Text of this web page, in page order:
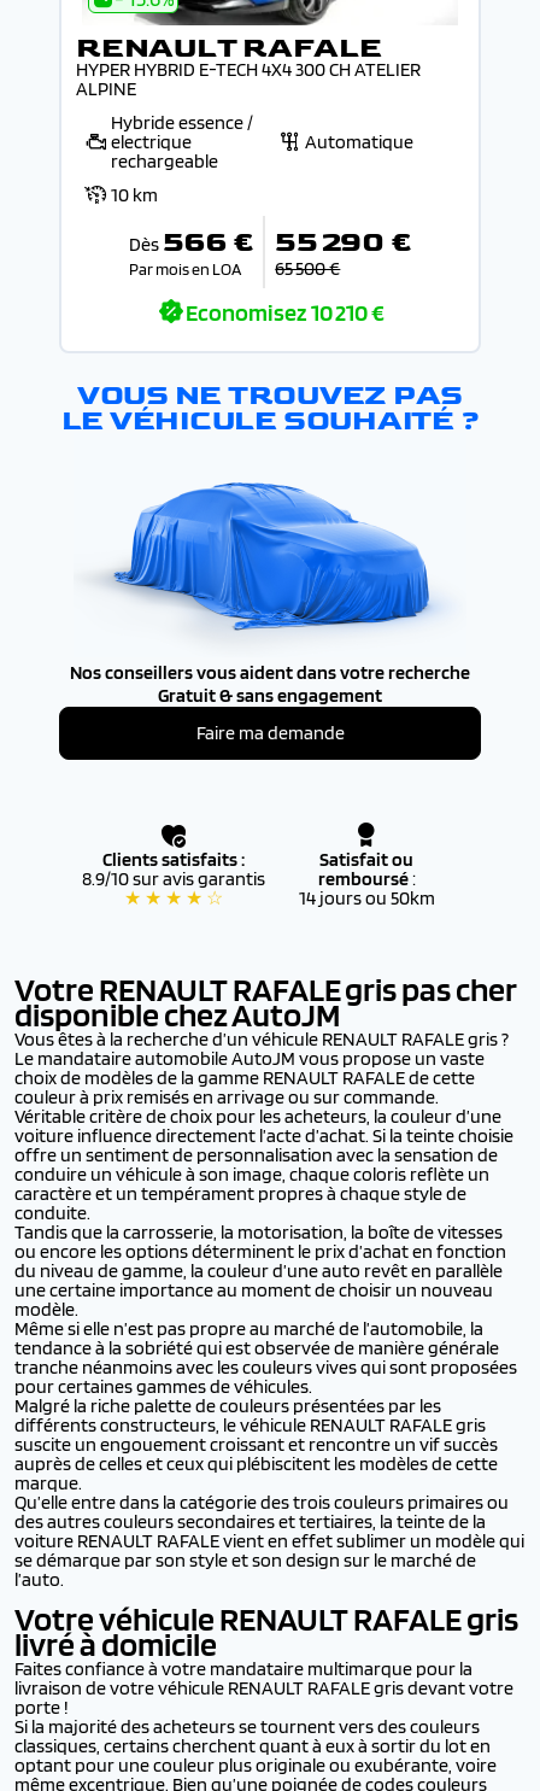
RENAULT RAFALE
HYPER HYBRID E-TECH 4X4 300 CH ATELIER
ALPINE
Hybride essence /
electrique
rechargeable
Automatique
10 km
Dès 566 €
Par mois en LOA
55 290 €
65 500 €
Economisez10 210 €
VOUS NE TROUVEZ PAS
LE VÉHICULE SOUHAITÉ ?
Nos conseillers vous aident dans votre recherche
Gratuit & sans engagement
Faire ma demande
Clients satisfaits :
8.9/10 sur avis garantis
★ ★ ★ ★ ☆
Satisfait ou
remboursé:
14 jours ou 50km
Votre RENAULT RAFALEgris pas cher
disponible chez AutoJM
Vous êtes à la recherche d’un véhicule RENAULT RAFALE gris ?
Le mandataire automobile AutoJM vous propose un vaste
choix de modèles de la gamme RENAULT RAFALE de cette
couleur à prix remisés en arrivage ou sur commande.
Véritable critère de choix pour les acheteurs, la couleur d’une
voiture influence directement l’acte d’achat. Si la teinte choisie
offre un sentiment de personnalisation avec la sensation de
conduire un véhicule à son image, chaque coloris reflète un
caractère et un tempérament propres à chaque style de
conduite.
Tandis que la carrosserie, la motorisation, la boîte de vitesses
ou encore les options déterminent le prix d’achat en fonction
du niveau de gamme, la couleur d’une auto revêt en parallèle
une certaine importance au moment de choisir un nouveau
modèle.
Même si elle n’est pas propre au marché de l’automobile, la
tendance à la sobriété qui est observée de manière générale
tranche néanmoins avec les couleurs vives qui sont proposées
pour certaines gammes de véhicules.
Malgré la riche palette de couleurs présentées par les
différents constructeurs, le véhicule RENAULT RAFALE gris
suscite un engouement croissant et rencontre un vif succès
auprès de celles et ceux qui plébiscitent les modèles de cette
marque.
Qu’elle entre dans la catégorie des trois couleurs primaires ou
des autres couleurs secondaires et tertiaires, la teinte de la
voiture RENAULT RAFALE vient en effet sublimer un modèle qui
se démarque par son style et son design sur le marché de
l’auto.
Votre véhicule RENAULT RAFALE gris
livré à domicile
Faites confiance à votre mandataire multimarque pour la
livraison de votre véhicule RENAULT RAFALE gris devant votre
porte !
Si la majorité des acheteurs se tournent vers des couleurs
classiques, certains cherchent quant à eux à sortir du lot en
optant pour une couleur plus originale ou exubérante, voire
même excentrique. Bien qu’une poignée de codes couleurs